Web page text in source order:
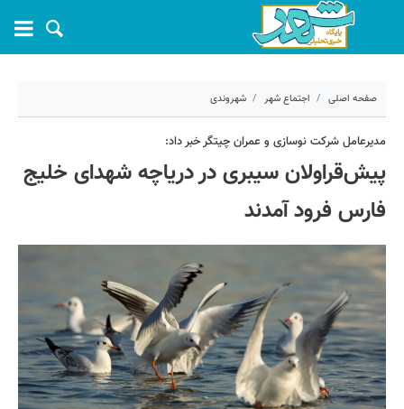
صفحه اصلی اجتماع شهر شهروندی
۱۱ آبان ۱۴۰۱ - ۱۱:۲۱
کد مطلب:27958
مدیرعامل شرکت نوسازی و عمران چیتگر خبر داد:
پیش‌قراولان سیبری در دریاچه شهدای خلیج
فارس فرود آمدند